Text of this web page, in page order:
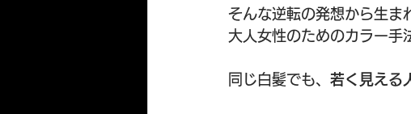
そんな逆転の発想から生ま
大人女性のためのカラー手
同じ白髪でも、 若く見える